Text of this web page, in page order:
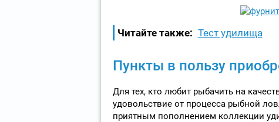
Читайте также: Тест удилища
Пункты в пользу
Для тех, кто любит рыбачить на
удовольствие от процесса рыбной
приятным пополнением коллекции